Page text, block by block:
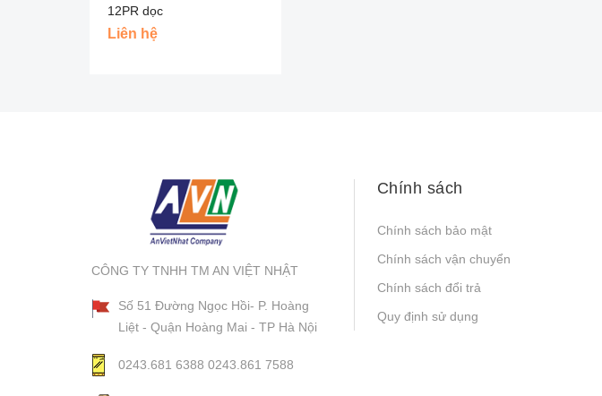
12PR dọc
Liên hệ
CÔNG TY TNHH TM AN VIỆT NHẬT
Số 51 Đường Ngọc Hồi- P. Hoàng
Liệt - Quận Hoàng Mai - TP Hà Nội
0243.681 6388 0243.861 7588
Chính sách
Chính sách bảo mật
Chính sách vận chuyển
Chính sách đổi trả
Quy định sử dụng